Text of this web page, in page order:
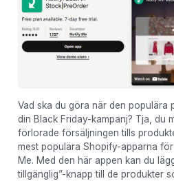
Vad ska du göra när den populära
din Black Friday-kampanj? Tja, du
förlorade försäljningen tills
mest populära Shopify-apparna
Me. Med den här appen kan du
tillgänglig”-knapp till de produkter